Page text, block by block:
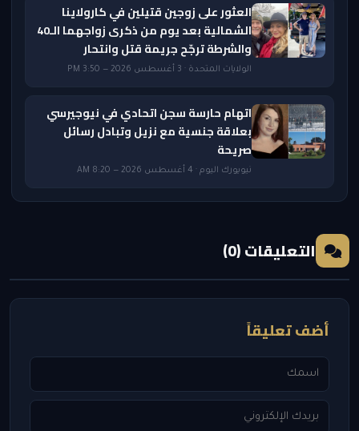
العثور على زوجين قتيلين في كارولاينا
الشمالية بعد يوم من ذكرى زواجهما الـ40
والشرطة ترجّح جريمة قتل وانتحار
الولايات المتحدة · 3 أغسطس 2026 — 3:50 PM
اتهام حارسة سجن اتحادي في نيوجيرسي
بعلاقة جنسية مع نزيل وتبادل رسائل
صريحة
نيويورك اليوم · 4 أغسطس 2026 — 8:20 AM
التعليقات (0)
أضف تعليقاً